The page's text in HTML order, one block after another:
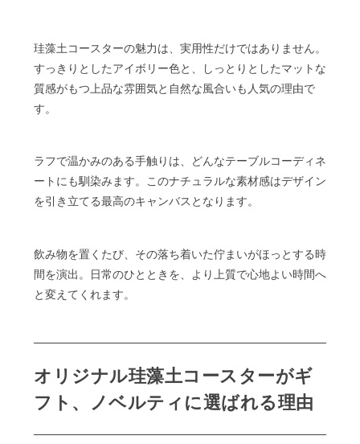
珪藻土コースターの魅力は、実用性だけではありません。
すっきりとしたアイボリー色と、しっとりとしたマットな
質感がもつ上品な雰囲気と自然な風合いも人気の理由で
す。
ラフで温かみのある手触りは、どんなテーブルコーディネ
ートにも馴染みます。このナチュラルな素材感はデザイン
を引き立てる最高のキャンバスとなります。
飲み物を置くたび、その落ち着いた佇まいがほっとする時
間を演出。日常のひとときを、より上質で心地よい時間へ
と変えてくれます。
オリジナル珪藻土コースターがギ
フト、ノベルティに選ばれる理由